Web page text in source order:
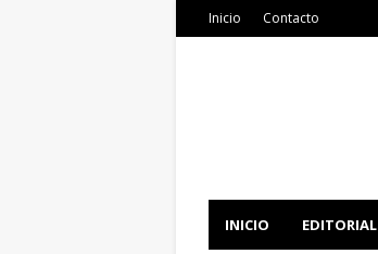
Inicio Contacto
INICIO EDITORIAL